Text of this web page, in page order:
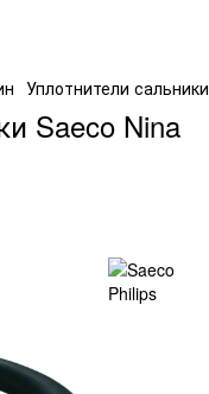
Уплотнители
Saeco Nina